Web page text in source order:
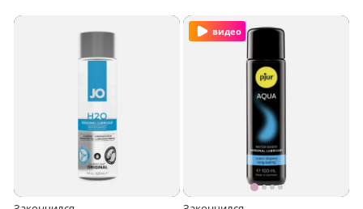
видео